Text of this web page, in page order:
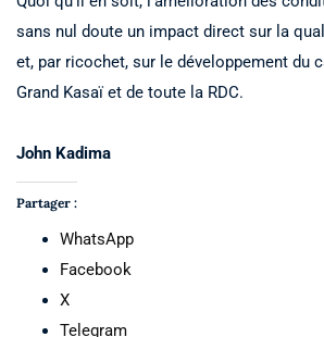
sans nul doute un impact direct sur la
et, par ricochet, sur le développement du
Grand Kasaï et de toute la RDC.
John Kadima
Partager :
WhatsApp
Facebook
X
Telegram